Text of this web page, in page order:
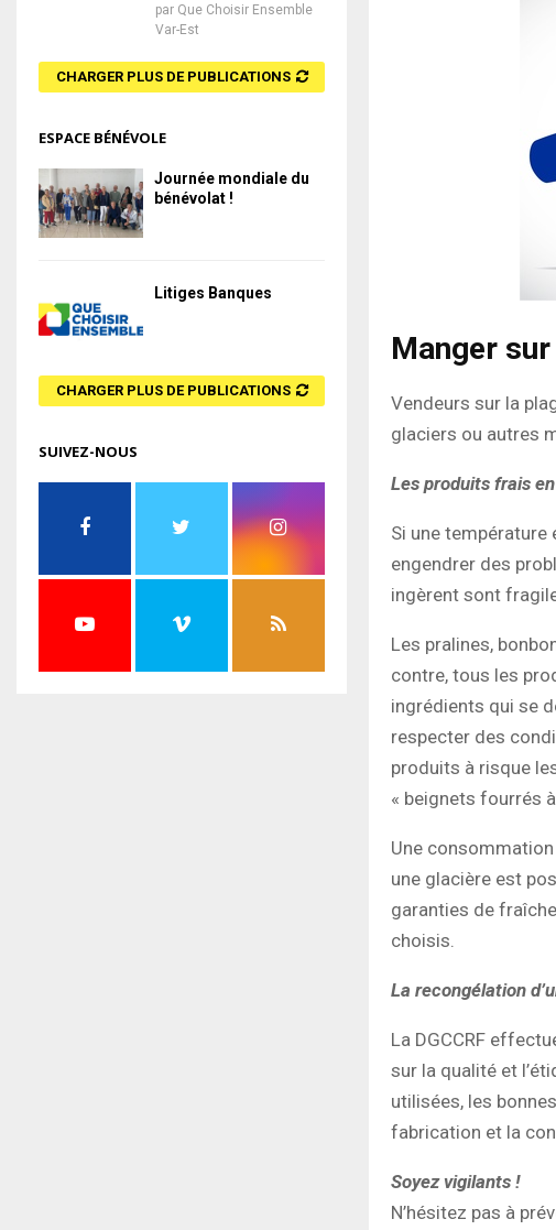
Manger sur
Vendeurs sur la
glaciers ou autres
Les produits frais
Si une température
engendrer des
ingèrent sont
Les pralines,
contre, tous les
ingrédients qui se
respecter des
produits à risque
« beignets fourrés
Une
une glacière est
garanties de
choisis.
La recongélation
La DGCCRF
sur la qualité et
utilisées, les
fabrication et la
Soyez vigilants !
N’hésitez pas à
par Que Choisir Ensemble
Var-Est
CHARGER PLUS DE PUBLICATIONS
ESPACE BÉNÉVOLE
Journée mondiale du
bénévolat !
Litiges Banques
CHARGER PLUS DE PUBLICATIONS
SUIVEZ-NOUS